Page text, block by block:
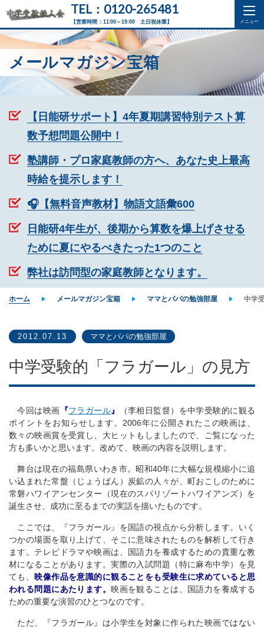
【営業時間：11:00～19:00 土日祝休業】
TEL：0120-265481
メールマガジン宝箱
【日能研サポート】4年夏期講習特別テスト算
数予想問題公開中！
塾講師・プロ家庭教師の方へ、あなた史上最高
時給を提示します！
🎧【無料音声教材】物語文語彙600
日能研4年生が、後期から算数を爆上げさせる
ために夏にやるべきたった1つのこと
弊社は訪問型の家庭教師となります。
ホーム メールマガジン宝箱 ママとパパの勉強部屋 中学
2012.07.13 ママとパパの勉強部屋
中学受験的「フラガール」の見方
今回は映画 『フラガール』
（李相日監督）を中学受験的に観る
ポイントをお知らせします。2006年に公開されたこの映画は、
数々の映画賞を受賞し、大ヒットもしましたので、ご覧になった
方も多いかと思います。改めて、映画の内容を説明します。
舞台は現在の福島県いわき市。昭和40年に大幅な規模縮小に追
い込まれた常盤（じょうばん）炭鉱の人々が、町おこしのために
常磐ハワイアンセンター（現在のスパリゾートハワイアンズ）を
誕生させ、成功に至るまでの実話を描いたものです。
ここでは、『フラガール』を国語の視点から分析します。いく
つかの場面を取り上げて、そこに意味されたものを解析して行き
ます。テレビドラマや映画は、国語力を養成するための貴重な教
材になることがあります。実際の入試問題（特に麻布中学）を見
ても、映像作品を意識的に観ることをも受験生に求めていると思
われる問題にあたります。映画を観ることは、国語力を養成する
ための重要な演習のひとつなのです。
ただ、『フラガール』は小学生を対象に作られた映画ではない